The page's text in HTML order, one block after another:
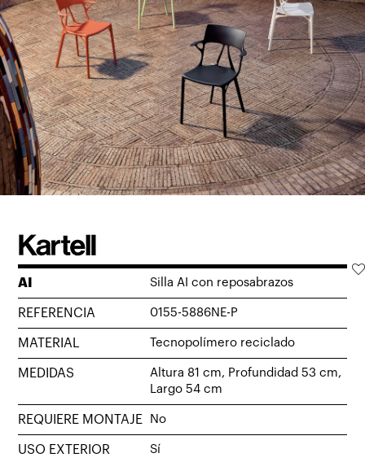
AI Silla AI con reposabrazos
REFERENCIA 0155-5886NE-P
MATERIAL Tecnopolímero reciclado
MEDIDAS
Altura 81 cm, Profundidad 53 cm,
Largo 54 cm
REQUIERE MONTAJE No
USO EXTERIOR Sí